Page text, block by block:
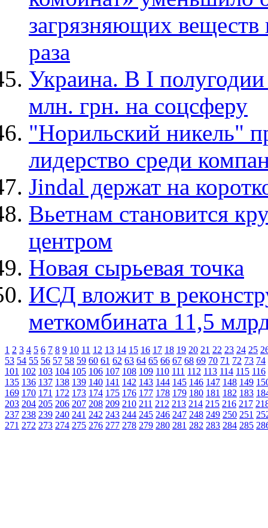
загрязняющих веществ
раза
Украина. В I
млн. грн. на соцсферу
"Норильский никель"
лидерство среди
Jindal держат на
Вьетнам становится
центром
Новая сырьевая точка
ИСД вложит в
меткомбината 11,5
1 2 3 4 5 6 7 8 9 10 11 12 13 14 15 16 17 18 19 20 21 22 23 24 25
53 54 55 56 57 58 59 60 61 62 63 64 65 66 67 68 69 70 71 72 73 74
101 102 103 104 105 106 107 108 109 110 111 112 113 114 115 116
135 136 137 138 139 140 141 142 143 144 145 146 147 148 149
169 170 171 172 173 174 175 176 177 178 179 180 181 182 183
203 204 205 206 207 208 209 210 211 212 213 214 215 216 217
237 238 239 240 241 242 243 244 245 246 247 248 249 250 251
271 272 273 274 275 276 277 278 279 280 281 282 283 284 285